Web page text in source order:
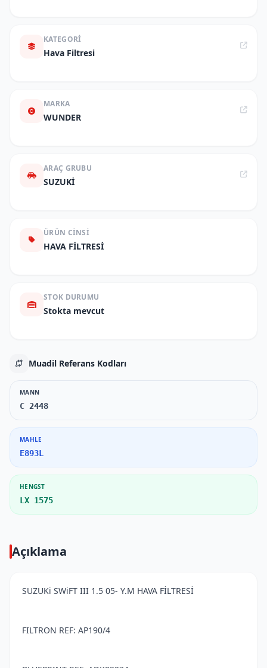
KATEGORI
Hava Filtresi
MARKA
WUNDER
ARAÇ GRUBU
SUZUKİ
ÜRÜN CINSI
HAVA FİLTRESİ
STOK DURUMU
Stokta mevcut
Muadil Referans Kodları
MANN
C 2448
MAHLE
E893L
HENGST
LX 1575
Açıklama
SUZUKi SWiFT III 1.5 05- Y.M HAVA FİLTRESİ
FILTRON REF: AP190/4